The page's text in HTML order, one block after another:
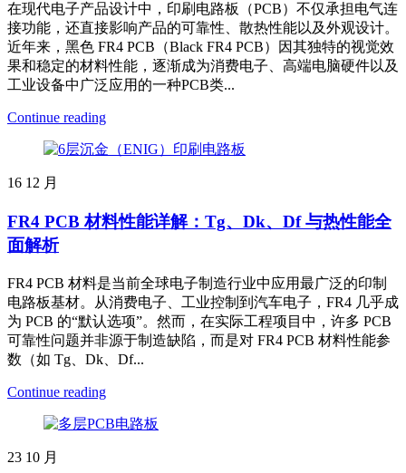
在现代电子产品设计中，印刷电路板（PCB）不仅承担电气连
接功能，还直接影响产品的可靠性、散热性能以及外观设计。
近年来，黑色 FR4 PCB（Black FR4 PCB）因其独特的视觉效
果和稳定的材料性能，逐渐成为消费电子、高端电脑硬件以及
工业设备中广泛应用的一种PCB类...
Continue reading
16 12 月
FR4 PCB 材料性能详解：Tg、Dk、Df 与热性能全
面解析
FR4 PCB 材料是当前全球电子制造行业中应用最广泛的印制
电路板基材。从消费电子、工业控制到汽车电子，FR4 几乎成
为 PCB 的“默认选项”。然而，在实际工程项目中，许多 PCB
可靠性问题并非源于制造缺陷，而是对 FR4 PCB 材料性能参
数（如 Tg、Dk、Df...
Continue reading
23 10 月